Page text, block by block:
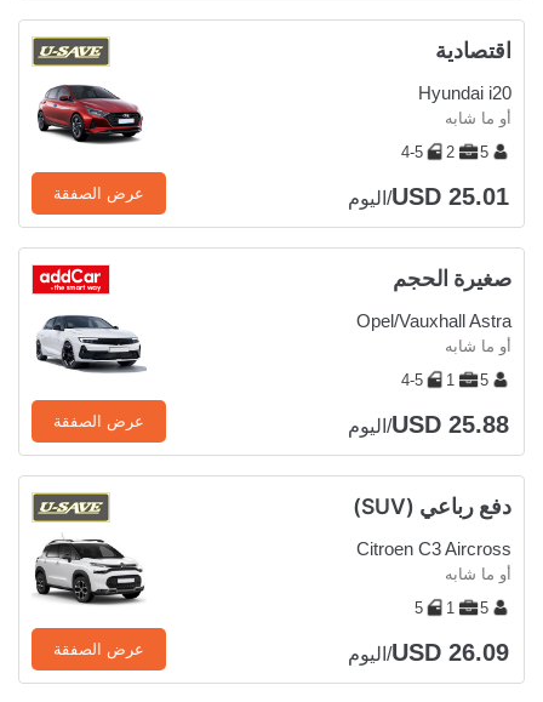
اقتصادية
Hyundai i20
أو ما شابه
5
2
4-5
USD 25.01/اليوم عرض الصفقة
صغيرة الحجم
Opel/Vauxhall Astra
أو ما شابه
5
1
4-5
USD 25.88/اليوم عرض الصفقة
دفع رباعي (SUV)
Citroen C3 Aircross
أو ما شابه
5
1
5
USD 26.09/اليوم عرض الصفقة